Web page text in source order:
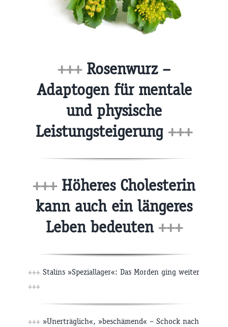
+++Rosenwurz –
Adaptogen für mentale
und physische
Leistungsteigerung +++
+++Höheres Cholesterin
kann auch ein längeres
Leben bedeuten +++
+++ Stalins »Speziallager«: Das Morden ging weiter
+++
+++ »Unerträglich«, »beschämend« – Schock nach